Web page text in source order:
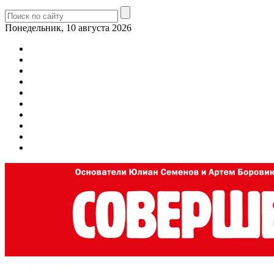
Понедельник, 10 августа 2026